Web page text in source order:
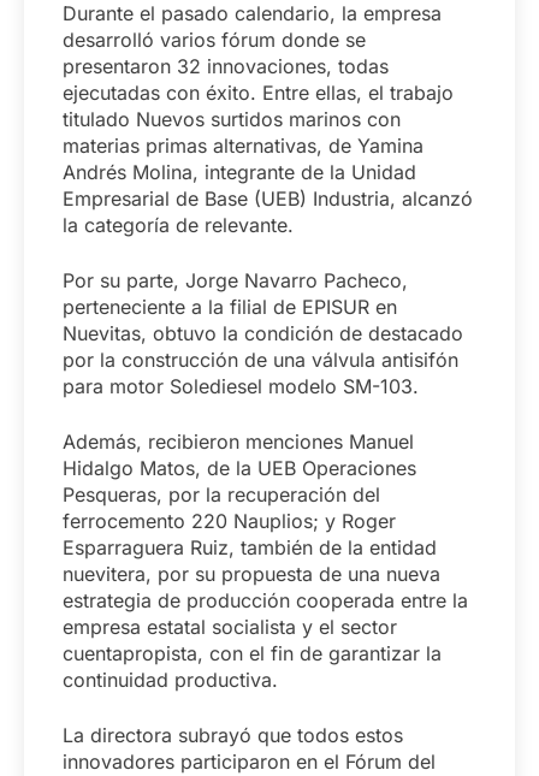
Durante el pasado calendario, la empresa
desarrolló varios fórum donde se
presentaron 32 innovaciones, todas
ejecutadas con éxito. Entre ellas, el trabajo
titulado Nuevos surtidos marinos con
materias primas alternativas, de Yamina
Andrés Molina, integrante de la Unidad
Empresarial de Base (UEB) Industria, alcanzó
la categoría de relevante.
Por su parte, Jorge Navarro Pacheco,
perteneciente a la filial de EPISUR en
Nuevitas, obtuvo la condición de destacado
por la construcción de una válvula antisifón
para motor Solediesel modelo SM-103.
Además, recibieron menciones Manuel
Hidalgo Matos, de la UEB Operaciones
Pesqueras, por la recuperación del
ferrocemento 220 Nauplios; y Roger
Esparraguera Ruiz, también de la entidad
nuevitera, por su propuesta de una nueva
estrategia de producción cooperada entre la
empresa estatal socialista y el sector
cuentapropista, con el fin de garantizar la
continuidad productiva.
La directora subrayó que todos estos
innovadores participaron en el Fórum del